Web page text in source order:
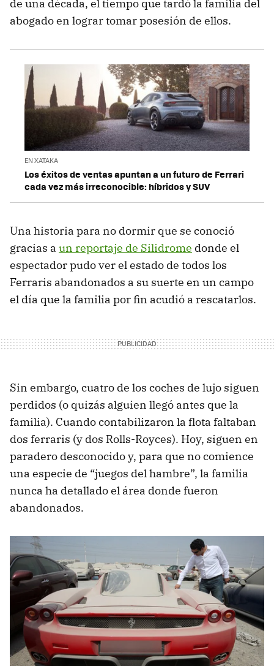
de una década, el tiempo que tardó la familia del
abogado en lograr tomar posesión de ellos.
EN XATAKA
Los éxitos de ventas apuntan a un futuro de Ferrari
cada vez más irreconocible: híbridos y SUV
Una historia para no dormir que se conoció
gracias a un reportaje de Silidrome donde el
espectador pudo ver el estado de todos los
Ferraris abandonados a su suerte en un campo
el día que la familia por fin acudió a rescatarlos.
Sin embargo, cuatro de los coches de lujo siguen
perdidos (o quizás alguien llegó antes que la
familia). Cuando contabilizaron la flota faltaban
dos ferraris (y dos Rolls-Royces). Hoy, siguen en
paradero desconocido y, para que no comience
una especie de “juegos del hambre”, la familia
nunca ha detallado el área donde fueron
abandonados.